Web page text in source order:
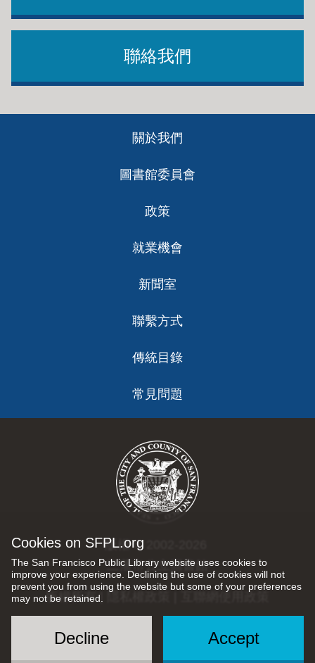
Cookies on SFPL.org
The San Francisco Public Library website uses cookies to
improve your experience. Declining the use of cookies will not
prevent you from using the website but some of your preferences
may not be retained.
Accept
Decline
聯絡我們
關於我們
圖書館委員會
政策
就業機會
新聞室
聯繫方式
傳統目錄
常見問題
版權 © 2002-2026
三藩市公立圖書館
版權所有 |
Social